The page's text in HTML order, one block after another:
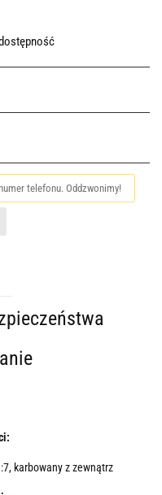
karbowany z zewnątrz